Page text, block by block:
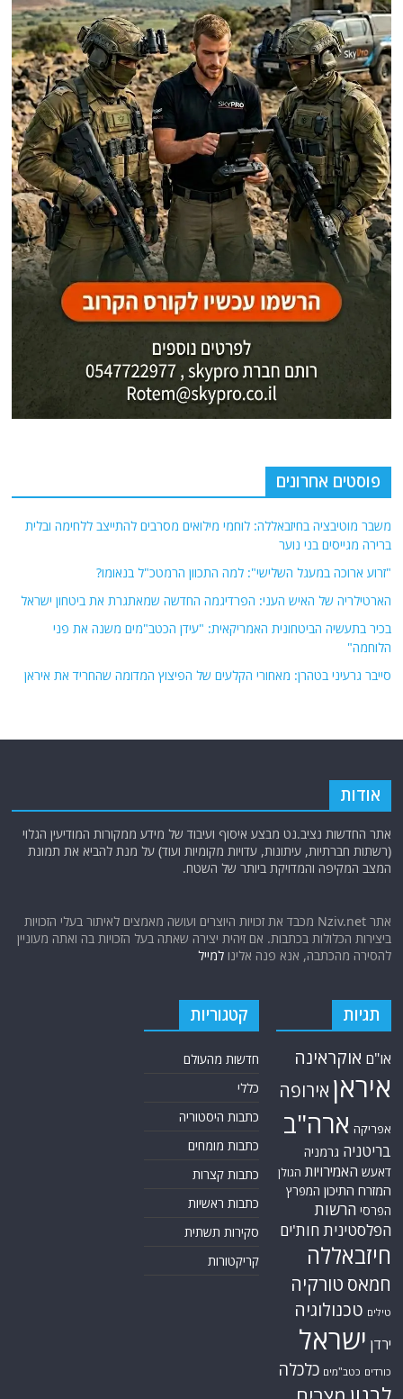
פוסטים אחרונים
משבר מוטיבציה בחיזבאללה: לוחמי מילואים מסרבים להתייצב ללחימה ובלית
ברירה מגייסים בני נוער
"זרוע ארוכה במעגל השלישי": למה התכוון הרמטכ"ל בנאומו?
הארטילריה של האיש העני: הפרדיגמה החדשה שמאתגרת את ביטחון ישראל
בכיר בתעשיה הביטחונית האמריקאית: "עידן הכטב"מים משנה את פני
הלוחמה"
סייבר גרעיני בטהרן: מאחורי הקלעים של הפיצוץ המדומה שהחריד את איראן
אודות
אתר החדשות נציב.נט מבצע איסוף ועיבוד של מידע ממקורות המודיעין הגלוי
(רשתות חברתיות, עיתונות, עדויות מקומיות ועוד) על מנת להביא את תמונת
המצב המקיפה והמדויקת ביותר של השטח.
אתר Nziv.net מכבד את זכויות היוצרים ועושה מאמצים לאיתור בעלי הזכויות
ביצירות הכלולות בכתבות. אם זיהית יצירה שאתה בעל הזכויות בה ואתה מעוניין
להסירה מהכתבה, אנא פנה אלינולמייל
תגיות
או"ם אוקראינה
איראן אירופה
אפריקה ארה"ב
בריטניה גרמניה
דאעש האמירויות הגולן
המזרח התיכון המפרץ
הפרסי הרשות
הפלסטינית חות'ים
חיזבאללה
חמאס טורקיה
טילים טכנולוגיה
ירדן ישראל
כורדים כטב"מים כלכלה
קטגוריות
חדשות מהעולם
כללי
כתבות היסטוריה
כתבות מומחים
כתבות קצרות
כתבות ראשיות
סקירות תשתית
קריקטורות